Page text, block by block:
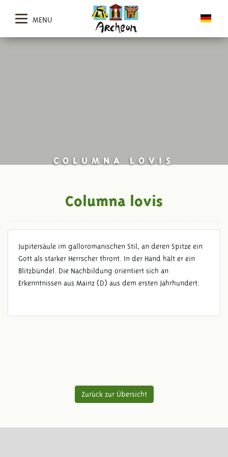
MENU
COLUMNA LOVIS
Columna lovis
Jupitersäule im galloromanischen Stil, an deren Spitze ein
Gott als starker Herrscher thront. In der Hand hält er ein
Blitzbündel. Die Nachbildung orientiert sich an
Erkenntnissen aus Mainz (D) aus dem ersten Jahrhundert.
Zurück zur Übersicht